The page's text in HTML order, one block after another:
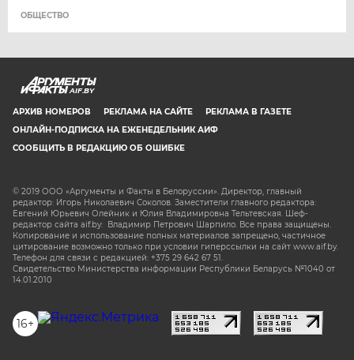
ОБЩЕСТВО
AIF.BY
АРХИВ НОМЕРОВ РЕКЛАМА НА САЙТЕ
РЕКЛАМА В ГАЗЕТЕ
ОНЛАЙН-ПОДПИСКА НА ЕЖЕНЕДЕЛЬНИК АИФ
СООБЩИТЬ В РЕДАКЦИЮ ОБ ОШИБКЕ
© 2019 ООО «Аргументы и Факты в Белоруссии». Директор, главный
редактор: Игорь Николаевич Соколов. Заместители главного редактора:
Евгений Юрьевич Олейник и Юлия Владимировна Тельтевская. Шеф-
редактор сайта aif.by: Владимир Петрович Шарпило. Все права защищены.
Копирование и использование полных материалов запрещено, частичное
цитирование возможно только при условии гиперссылки на сайт www.aif.by.
Телефон для связи с редакцией: +375 29 642 67 51.
Свидетельство Министерства информации Республики Беларусь №1040 от
14.01.2010
16+